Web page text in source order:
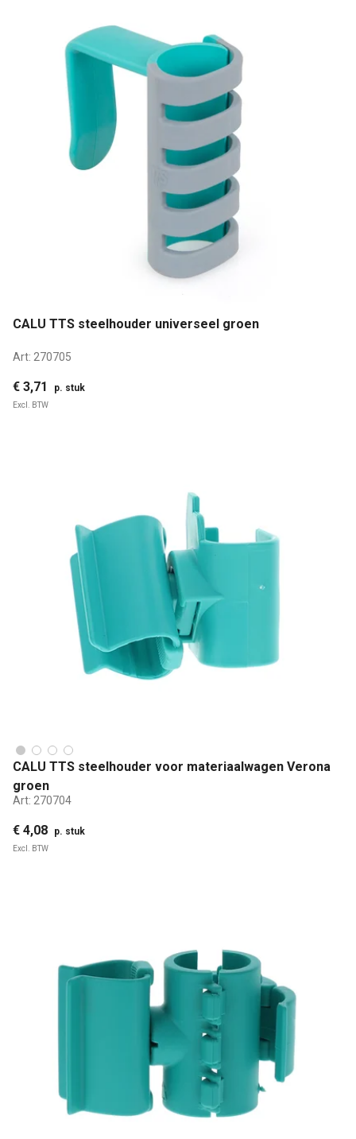
CALU TTS steelhouder universeel groen
Art: 270705
€ 3,71 p. stuk
Excl. BTW
CALU TTS steelhouder voor materiaalwagen Verona
groen
Art: 270704
€ 4,08 p. stuk
Excl. BTW